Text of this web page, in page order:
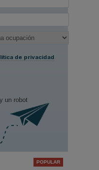
de privacidad.
un robot